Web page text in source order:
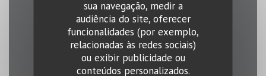
sua navegação, medir a
audiência do site, oferecer
funcionalidades (por exemplo,
relacionadas às redes sociais)
ou exibir publicidade ou
conteúdos personalizados.
26 68 46 83
Facebook ((abre numa nova
Instagram ((abre numa